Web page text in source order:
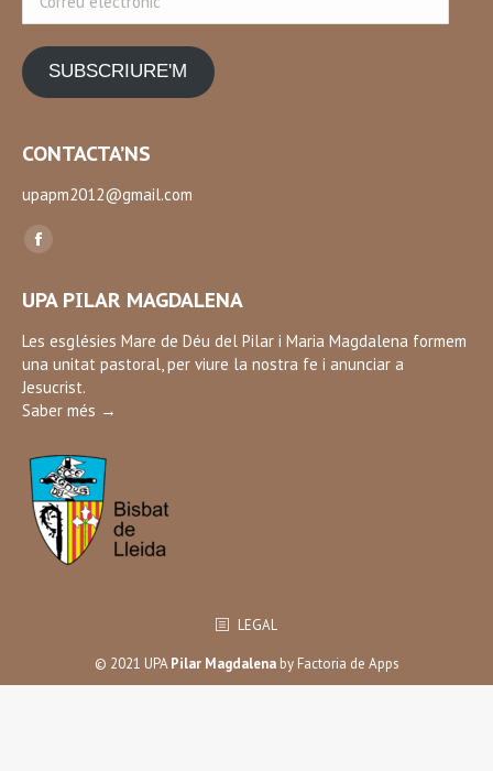
electrònic
SUBSCRIURE'M
CONTACTA’NS
upapm2012@gmail.com
Find us on:
Facebook
opens
in
new
window
UPA PILAR MAGDALENA
Les esglésies Mare de Déu del Pilar i Maria Magdalena formem
una unitat pastoral, per viure la nostra fe i anunciar a
Jesucrist.
Saber més →
LEGAL
© 2021 UPAPilar Magdalenaby Factoria de Apps